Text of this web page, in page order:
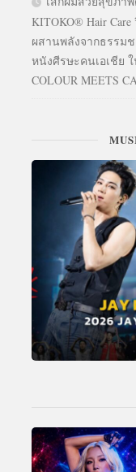
KITOKO® Hair
ผสานพลังจากธรรม
หนังศีรษะคนเอเชีย ใ
COLOUR MEETS